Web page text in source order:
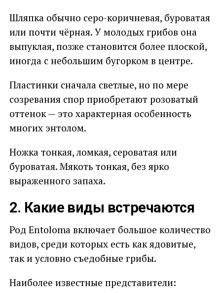
Шляпка обычно серо-коричневая, буроватая
или почти чёрная. У молодых грибов она
выпуклая, позже становится более плоской,
иногда с небольшим бугорком в центре.
Пластинки сначала светлые, но по мере
созревания спор приобретают розоватый
оттенок — это характерная особенность
многих энтолом.
Ножка тонкая, ломкая, сероватая или
буроватая. Мякоть тонкая, без ярко
выраженного запаха.
2. Какие виды встречаются
Род Entoloma включает большое количество
видов, среди которых есть как ядовитые,
так и условно съедобные грибы.
Наиболее известные представители: